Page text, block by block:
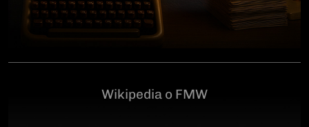
Garnizonowym w GdańskuSerdecznie zapraszamy
Wikipedia o FMW